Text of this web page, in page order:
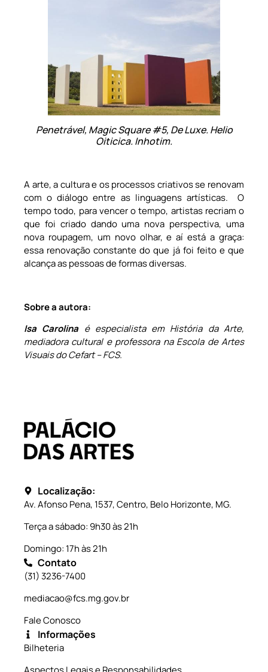
Penetrável, Magic Square #5, De Luxe. Helio
Oiticica. Inhotim.
A arte, a cultura e os processos criativos se renovam
com o diálogo entre as linguagens artísticas. O
tempo todo, para vencer o tempo, artistas recriam o
que foi criado dando uma nova perspectiva, uma
nova roupagem, um novo olhar, e aí está a graça:
essa renovação constante do que já foi feito e que
alcança as pessoas de formas diversas.
Sobre a autora:
Isa Carolina é especialista em História da Arte,
mediadora cultural e professora na Escola de Artes
Visuais do Cefart – FCS.
Localização:
Av. Afonso Pena, 1537, Centro, Belo Horizonte, MG.
Terça a sábado: 9h30 às 21h
Domingo: 17h às 21h
Contato
(31) 3236-7400
mediacao@fcs.mg.gov.br
Fale Conosco
Informações
Bilheteria